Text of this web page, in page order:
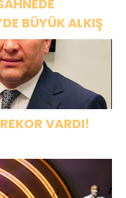
BÜYÜK ALKIŞ
VARDI!